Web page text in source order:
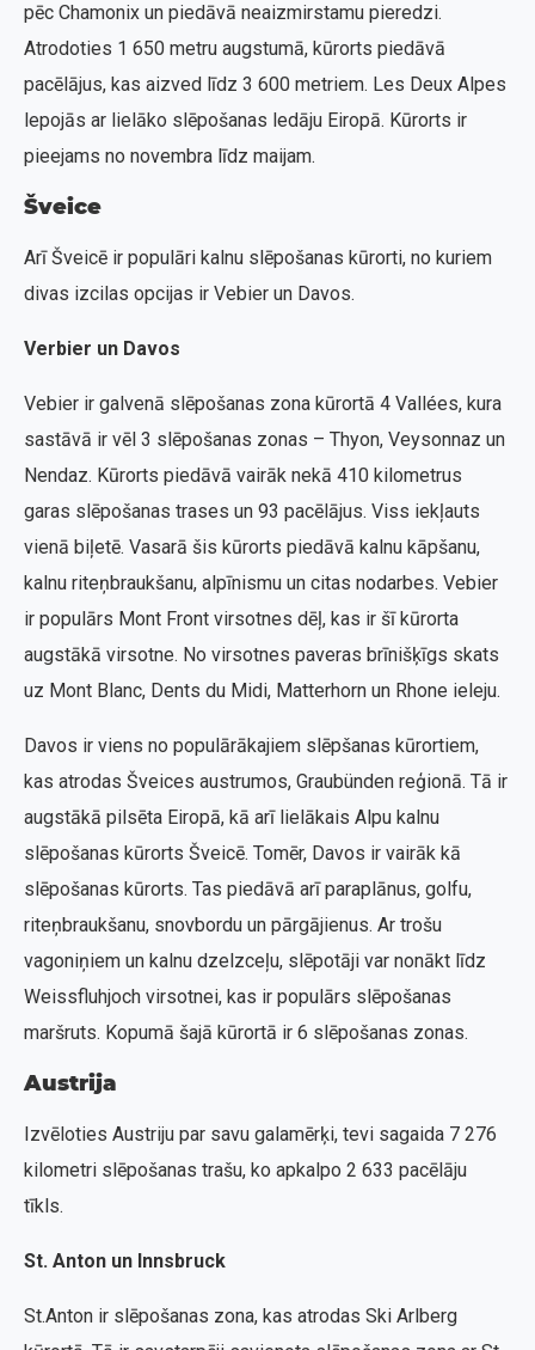
pēc Chamonix un piedāvā neaizmirstamu pieredzi.
Atrodoties 1 650 metru augstumā, kūrorts piedāvā
pacēlājus, kas aizved līdz 3 600 metriem. Les Deux Alpes
lepojās ar lielāko slēpošanas ledāju Eiropā. Kūrorts ir
pieejams no novembra līdz maijam.
Šveice
Arī Šveicē ir populāri kalnu slēpošanas kūrorti, no kuriem
divas izcilas opcijas ir Vebier un Davos.
Verbier un Davos
Vebier ir galvenā slēpošanas zona kūrortā 4 Vallées, kura
sastāvā ir vēl 3 slēpošanas zonas – Thyon, Veysonnaz un
Nendaz. Kūrorts piedāvā vairāk nekā 410 kilometrus
garas slēpošanas trases un 93 pacēlājus. Viss iekļauts
vienā biļetē. Vasarā šis kūrorts piedāvā kalnu kāpšanu,
kalnu riteņbraukšanu, alpīnismu un citas nodarbes. Vebier
ir populārs Mont Front virsotnes dēļ, kas ir šī kūrorta
augstākā virsotne. No virsotnes paveras brīnišķīgs skats
uz Mont Blanc, Dents du Midi, Matterhorn un Rhone ieleju.
Davos ir viens no populārākajiem slēpšanas kūrortiem,
kas atrodas Šveices austrumos, Graubünden reģionā. Tā ir
augstākā pilsēta Eiropā, kā arī lielākais Alpu kalnu
slēpošanas kūrorts Šveicē. Tomēr, Davos ir vairāk kā
slēpošanas kūrorts. Tas piedāvā arī paraplānus, golfu,
riteņbraukšanu, snovbordu un pārgājienus. Ar trošu
vagoniņiem un kalnu dzelzceļu, slēpotāji var nonākt līdz
Weissfluhjoch virsotnei, kas ir populārs slēpošanas
maršruts. Kopumā šajā kūrortā ir 6 slēpošanas zonas.
Austrija
Izvēloties Austriju par savu galamērķi, tevi sagaida 7 276
kilometri slēpošanas trašu, ko apkalpo 2 633 pacēlāju
tīkls.
St. Anton un Innsbruck
St.Anton ir slēpošanas zona, kas atrodas Ski Arlberg